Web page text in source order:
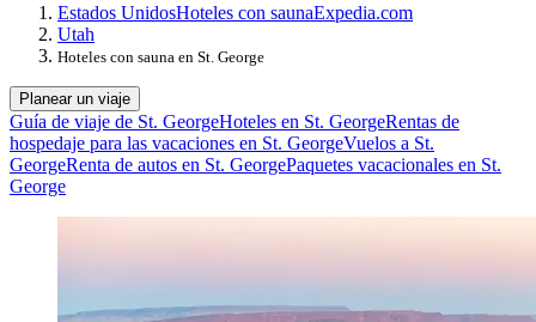
Estados UnidosHoteles con saunaExpedia.com
Utah
Hoteles con sauna en St. George
Planear un viaje
Guía de viaje de St. GeorgeHoteles en St. GeorgeRentas de
hospedaje para las vacaciones en St. GeorgeVuelos a St.
GeorgeRenta de autos en St. GeorgePaquetes vacacionales en St.
George